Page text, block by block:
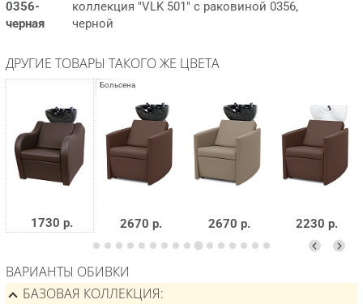
0356-
черная
коллекция "VLK 501" с раковиной 0356,
черной
ДРУГИЕ ТОВАРЫ ТАКОГО ЖЕ ЦВЕТА
1730 р. 2670 р. 2670 р. 2230 р.
ВАРИАНТЫ ОБИВКИ
БАЗОВАЯ КОЛЛЕКЦИЯ